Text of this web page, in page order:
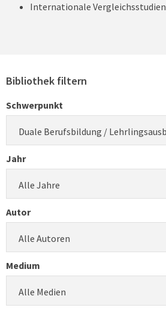
Internationale Vergleichsstudien
Bibliothek filtern
Schwerpunkt
Jahr
Alle Jahre
Autor
Alle Autoren
Medium
Alle Medien